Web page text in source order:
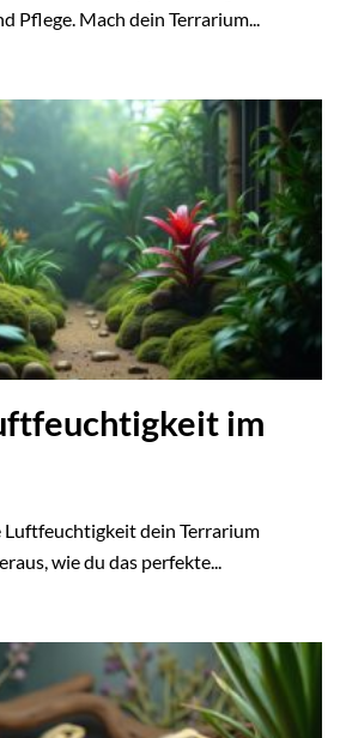
Pflege. Mach dein Terrarium...
im
Luftfeuchtigkeit dein Terrarium
wie du das perfekte...